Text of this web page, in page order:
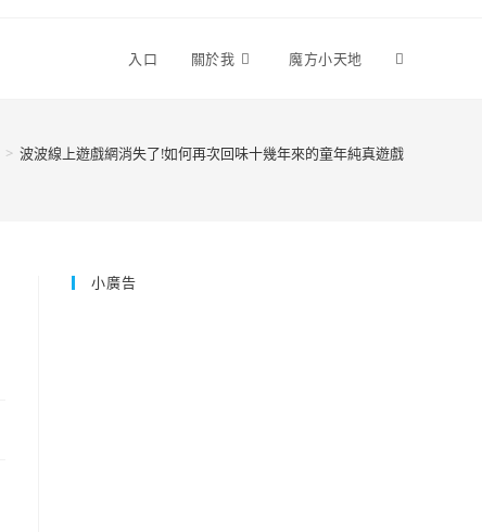
入口 關於我 魔方小天地 Toggle
> 波波線上遊戲網消失了!如何再次回味十幾年來的童年純真遊戲
小廣告